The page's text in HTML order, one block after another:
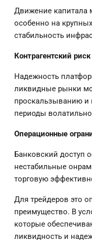
Движение капитала
особенно на
стабильность
Контрагентский
Надежность
ликвидные рынки
проскальзыванию и
периоды
Операционные
Банковский доступ
нестабильные
торговую
Для трейдеров это
преимущество. В
которые
ликвидность и